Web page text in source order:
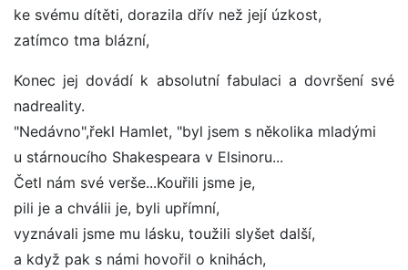
ke svému dítěti, dorazila dřív než její úzkost,
zatímco tma blázní,
Konec jej dovádí k absolutní fabulaci a dovršení své
nadreality.
"Nedávno",řekl Hamlet, "byl jsem s několika mladými
u stárnoucího Shakespeara v Elsinoru...
Četl nám své verše...Kouřili jsme je,
pili je a chválii je, byli upřímní,
vyznávali jsme mu lásku, toužili slyšet další,
a když pak s námi hovořil o knihách,